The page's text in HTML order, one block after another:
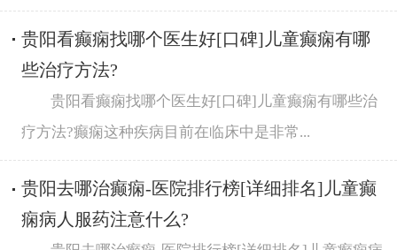
贵阳看癫痫找哪个医生好[口碑]儿童癫痫有哪
些治疗方法?
贵阳看癫痫找哪个医生好[口碑]儿童癫痫有哪些治
疗方法?癫痫这种疾病目前在临床中是非常...
贵阳去哪治癫痫-医院排行榜[详细排名]儿童癫
痫病人服药注意什么?